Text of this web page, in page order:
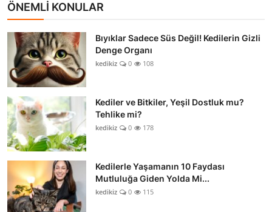
ÖNEMLİ KONULAR
Bıyıklar Sadece Süs Değil! Kedilerin Gizli
Denge Organı
kedikiz 0 108
Kediler ve Bitkiler, Yeşil Dostluk mu?
Tehlike mi?
kedikiz 0 178
Kedilerle Yaşamanın 10 Faydası
Mutluluğa Giden Yolda Mi...
kedikiz 0 115